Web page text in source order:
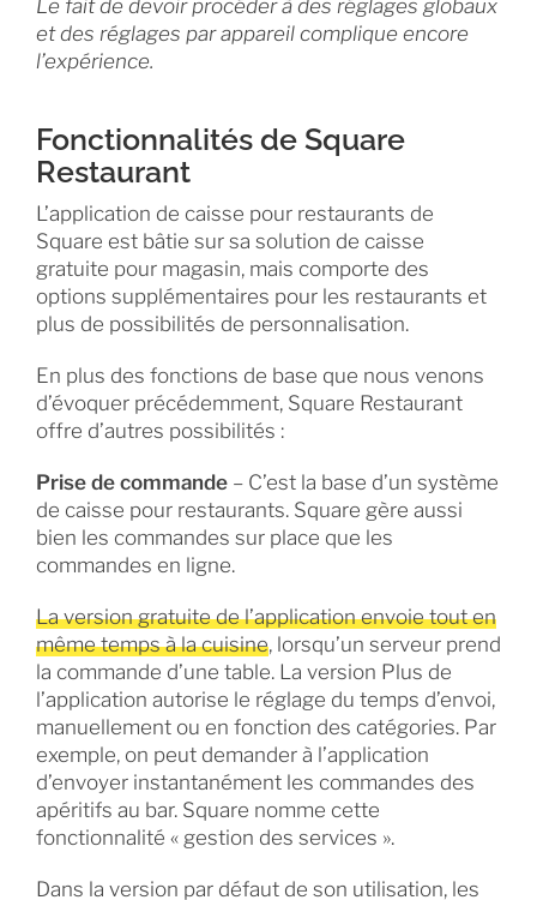
Le fait de devoir procéder à des réglages globaux
et des réglages par appareil complique encore
l’expérience.
Fonctionnalités de Square
Restaurant
L’application de caisse pour restaurants de
Square est bâtie sur sa solution de caisse
gratuite pour magasin, mais comporte des
options supplémentaires pour les restaurants et
plus de possibilités de personnalisation.
En plus des fonctions de base que nous venons
d’évoquer précédemment, Square Restaurant
offre d’autres possibilités :
Prise de commande– C’est la base d’un système
de caisse pour restaurants. Square gère aussi
bien les commandes sur place que les
commandes en ligne.
La version gratuite de l’application envoie tout en
même temps à la cuisine, lorsqu’un serveur prend
la commande d’une table. La version Plus de
l’application autorise le réglage du temps d’envoi,
manuellement ou en fonction des catégories. Par
exemple, on peut demander à l’application
d’envoyer instantanément les commandes des
apéritifs au bar. Square nomme cette
fonctionnalité « gestion des services ».
Dans la version par défaut de son utilisation, les